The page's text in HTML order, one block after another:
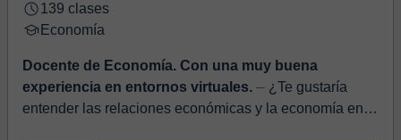
139 clases
Economía
Docente de Economía. Con una muy buena
experiencia en entornos virtuales. ⏤ ¿Te gustaría
entender las relaciones económicas y la economía en